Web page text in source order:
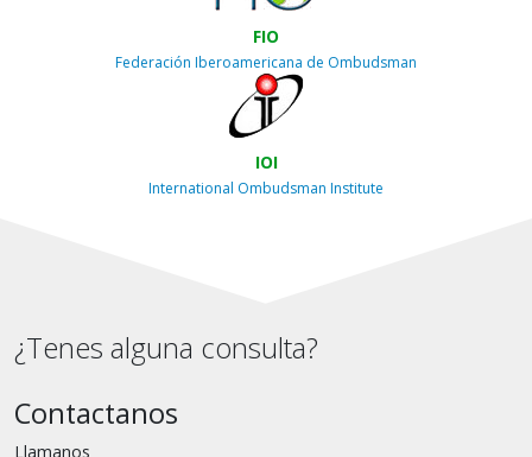
FIO
Federación Iberoamericana de Ombudsman
IOI
International Ombudsman Institute
¿Tenes alguna consulta?
Contactanos
Llamanos